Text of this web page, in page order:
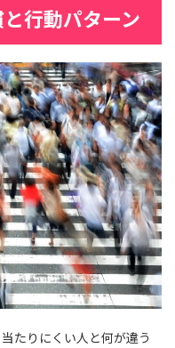
行動パターン
たりにくい人と何が違う